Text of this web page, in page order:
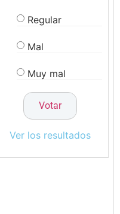
Regular
Mal
Muy mal
Ver los resultados